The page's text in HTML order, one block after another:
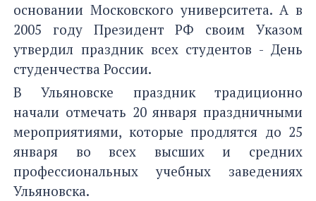
основании Московского университета. А в
2005 году Президент РФ своим Указом
утвердил праздник всех студентов - День
студенчества России.
В Ульяновске праздник традиционно
начали отмечать 20 января праздничными
мероприятиями, которые продлятся до 25
января во всех высших и средних
профессиональных учебных заведениях
Ульяновска.